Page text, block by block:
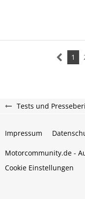
1
Tests und
Impressum
Motorcommunity.de -
Cookie Einstellungen